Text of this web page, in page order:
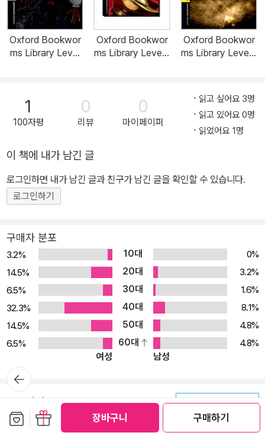
장바구니 구매하기
Oxford Bookwor
ms Library Level
Oxford Bookwor
ms Library Level 1
dition)
Oxford Bookwor
ms Library Level 1
d Edition)
1
100자평
0
리뷰
0
마이페이퍼
읽고 싶어요 3명
읽고 있어요 0명
읽었어요 1명
이 책에 내가 남긴 글
로그인하면 내가 남긴 글과 친구가 남긴 글을 확인할 수 있습니다.
로그인하기
구매자 분포
3.2% 10대
0%
14.5%
20대
3.2%
6.5%
30대
1.6%
32.3%
40대
8.1%
14.5%
50대
4.8%
6.5%
60대
4.8%
여성
남성
100자평 게시물 운영 원칙
카테고리
뒤로가
기